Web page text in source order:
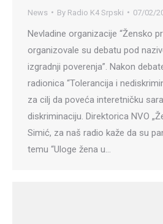
News By Radio K4 Srpski 07/02/
Nevladine organizacije “Žensko
organizovale su debatu pod
izgradnji poverenja”. Nakon
radionica “Tolerancija i
za cilj da poveća interetničku
diskriminaciju. Direktorica NVO
Simić, za naš radio kaže da su
temu “Uloge žena u…